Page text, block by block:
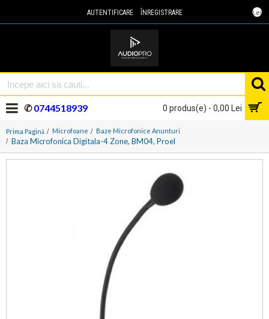
Lei
AUTENTIFICARE ÎNREGISTRARE
0 produs(e) - 0,00 Lei
✆0744518939
Prima Pagină Microfoane Baze Microfonice Anunturi
Baza Microfonica Digitala-4 Zone, BM04, Proel